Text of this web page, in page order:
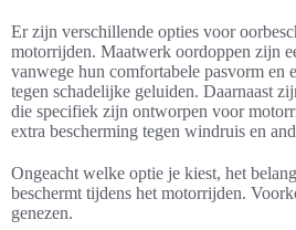
Er zijn verschillende opties voor
motorrijden. Maatwerk oordoppen zijn
vanwege hun comfortabele pasvorm en
tegen schadelijke geluiden. Daarnaast
die specifiek zijn ontworpen voor
extra bescherming tegen windruis en
Ongeacht welke optie je kiest, het
beschermt tijdens het motorrijden.
genezen.